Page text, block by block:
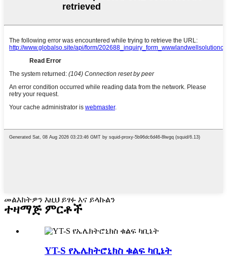
መልእክትዎን እዚህ ይፃፉ እና ይላኩልን
ተዛማጅ ምርቶች
YT-S የኤሌክትሮኒክስ ቁልፍ ካቢኔት